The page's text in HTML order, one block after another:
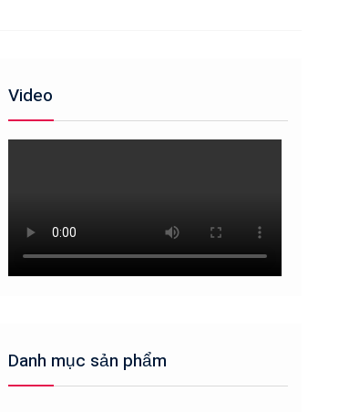
Video
Danh mục sản phẩm